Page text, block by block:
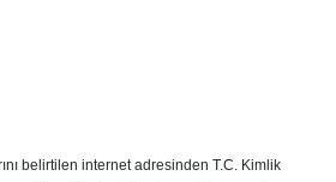
belirtilen internet adresinden T.C. Kimlik